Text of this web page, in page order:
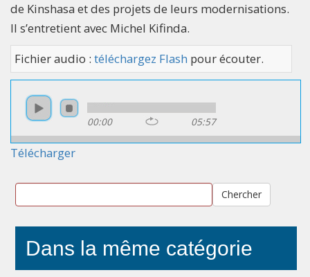
de Kinshasa et des projets de leurs modernisations.
Il s’entretient avec Michel Kifinda.
Fichier audio : téléchargez Flash pour écouter.
00:00 05:57
Télécharger
Chercher
Dans la même catégorie